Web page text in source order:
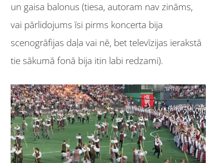
un gaisa balonus (tiesa, autoram nav zināms,
vai pārlidojums īsi pirms koncerta bija
scenogrāfijas daļa vai nē, bet televīzijas ierakstā
tie sākumā fonā bija itin labi redzami).